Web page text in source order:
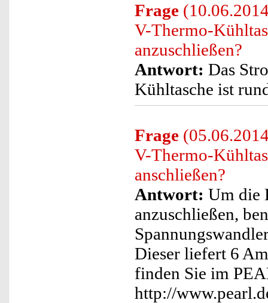
Frage
V-Thermo-
anzuschließen?
Antwort: Das
Kühltasche ist
Frage
V-Thermo-
anschließen?
Antwort: Um die
anzuschließen,
Dieser liefert 6
finden Sie im
http://